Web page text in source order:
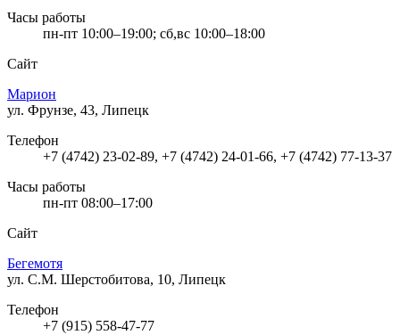
Часы работы
пн-пт 10:00–19:00; сб,вс 10:00–18:00
Сайт
Марион
ул. Фрунзе, 43, Липецк
Телефон
+7 (4742) 23-02-89, +7 (4742) 24-01-66, +7 (4742) 77-13-37
Часы работы
пн-пт 08:00–17:00
Сайт
Бегемотя
ул. С.М. Шерстобитова, 10, Липецк
Телефон
+7 (915) 558-47-77